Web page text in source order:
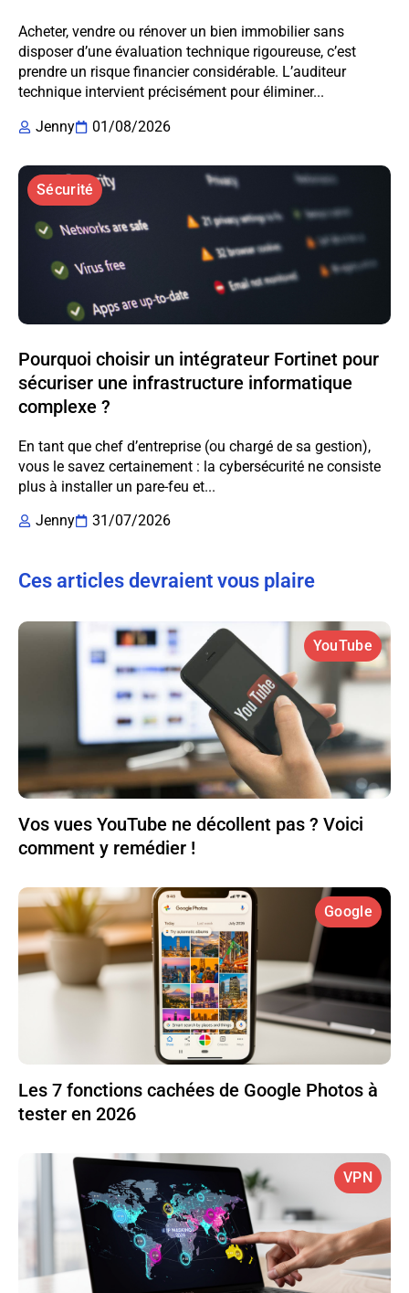
Acheter, vendre ou rénover un bien immobilier sans
disposer d’une évaluation technique rigoureuse, c’est
prendre un risque financier considérable. L’auditeur
technique intervient précisément pour éliminer...
Jenny
01/08/2026
Sécurité
Pourquoi choisir un intégrateur Fortinet pour
sécuriser une infrastructure informatique
complexe ?
En tant que chef d’entreprise (ou chargé de sa gestion),
vous le savez certainement : la cybersécurité ne consiste
plus à installer un pare-feu et...
Jenny
31/07/2026
Ces articles devraient vous plaire
YouTube
Vos vues YouTube ne décollent pas ? Voici
comment y remédier !
Google
Les 7 fonctions cachées de Google Photos à
tester en 2026
VPN